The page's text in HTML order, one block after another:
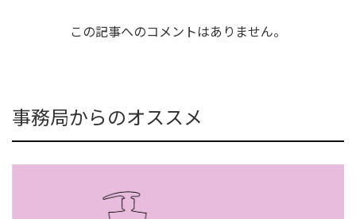
この記事へのコメントはありません。
事務局からのオススメ